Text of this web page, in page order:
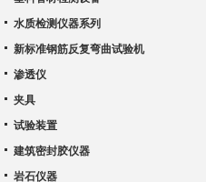
水质检测仪器系列
新标准钢筋反复弯曲试验机
渗透仪
夹具
试验装置
建筑密封胶仪器
岩石仪器